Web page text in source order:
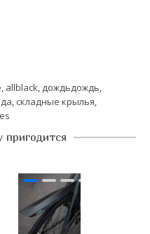
, allblack, дождьдождь,
, складные крылья,
пригодится